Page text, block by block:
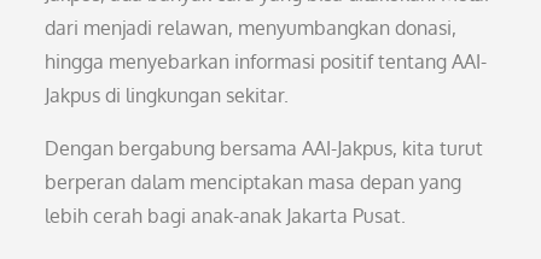
dari menjadi relawan, menyumbangkan donasi,
hingga menyebarkan informasi positif tentang AAI-
Jakpus di lingkungan sekitar.
Dengan bergabung bersama AAI-Jakpus, kita turut
berperan dalam menciptakan masa depan yang
lebih cerah bagi anak-anak Jakarta Pusat.